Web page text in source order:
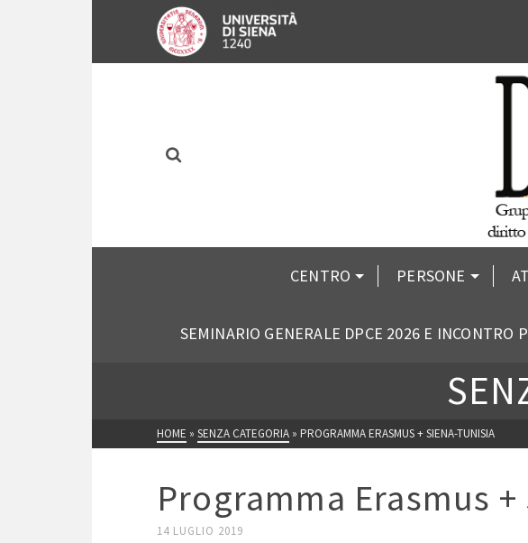
CENTRO PERSONE
SEMINARIO GENERALE DPCE 2026 E INCONTRO
HOME » SENZA CATEGORIA » PROGRAMMA ERASMUS + SIENA-TUNISIA
Programma Erasmus
14 LUGLIO 2019